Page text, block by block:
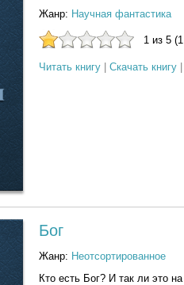
Жанр: Научная фантастика
1 из 5
Читать книгу Скачать книгу
Бог
Жанр: Неотсортированное
Кто есть Бог? И так ли это